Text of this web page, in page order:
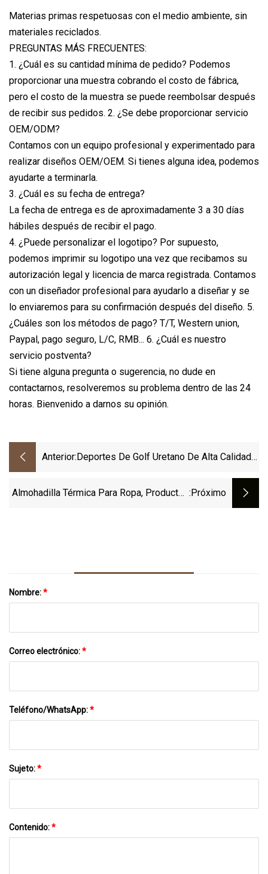
Materias primas respetuosas con el medio ambiente, sin
materiales reciclados.
PREGUNTAS MÁS FRECUENTES:
1. ¿Cuál es su cantidad mínima de pedido? Podemos
proporcionar una muestra cobrando el costo de fábrica,
pero el costo de la muestra se puede reembolsar después
de recibir sus pedidos. 2. ¿Se debe proporcionar servicio
OEM/ODM?
Contamos con un equipo profesional y experimentado para
realizar diseños OEM/OEM. Si tienes alguna idea, podemos
ayudarte a terminarla.
3. ¿Cuál es su fecha de entrega?
La fecha de entrega es de aproximadamente 3 a 30 días
hábiles después de recibir el pago.
4. ¿Puede personalizar el logotipo? Por supuesto,
podemos imprimir su logotipo una vez que recibamos su
autorización legal y licencia de marca registrada. Contamos
con un diseñador profesional para ayudarlo a diseñar y se
lo enviaremos para su confirmación después del diseño. 5.
¿Cuáles son los métodos de pago? T/T, Western union,
Paypal, pago seguro, L/C, RMB... 6. ¿Cuál es nuestro
servicio postventa?
Si tiene alguna pregunta o sugerencia, no dude en
contactarnos, resolveremos su problema dentro de las 24
horas. Bienvenido a darnos su opinión.
Anterior: Deportes De Golf Uretano De Alta Calidad 2
Almohadilla Térmica Para Ropa, Productos :próximo
Nombre:*
Correo electrónico:*
Teléfono/WhatsApp:*
Sujeto:*
Contenido:*